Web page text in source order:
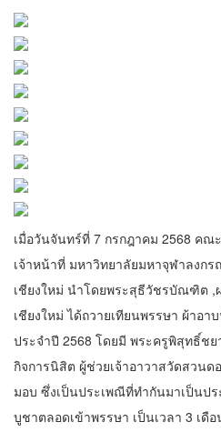
เมื่อวันจันทร์ที่ 7 กรกฎาคม 2568 ค
เจ้าหน้าที่ มหาวิทยาลัยมหาจุฬาลงก
เชียงใหม่ นำโดยพระสุธีวัชรบัณฑิต ,
เชียงใหม่ ได้ถวายเทียนพรรษา ผ้าอา
ประจำปี 2568 โดยมี พระครูพิสุทธิ์ช
กิจการนิสิต ผู้ช่วยเจ้าอาวาสวัดสวนด
มอบ ซึ่งเป็นประเพณีที่ทำกันมาเป็นป
บูชาตลอดเข้าพรรษา เป็นเวลา 3 เดื